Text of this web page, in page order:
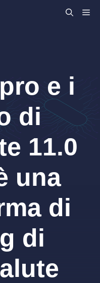
e i
di
11.0
una
di
di